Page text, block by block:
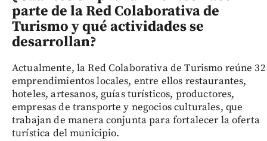
parte de la Red Colaborativa de
Turismo y qué actividades se
desarrollan?
Actualmente, la Red Colaborativa de Turismo reúne 32
emprendimientos locales, entre ellos restaurantes,
hoteles, artesanos, guías turísticos, productores,
empresas de transporte y negocios culturales, que
trabajan de manera conjunta para fortalecer la oferta
turística del municipio.